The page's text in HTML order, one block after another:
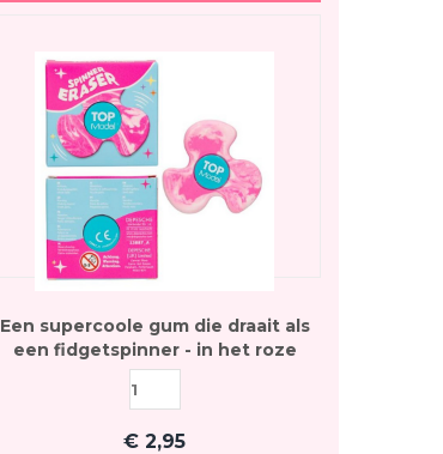
Een supercoole gum die draait als
een fidgetspinner - in het roze
€2,95